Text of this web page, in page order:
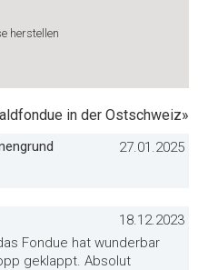
herstellen
in der Ostschweiz»
27.01.2025
18.12.2023
Fondue hat wunderbar
geklappt. Absolut